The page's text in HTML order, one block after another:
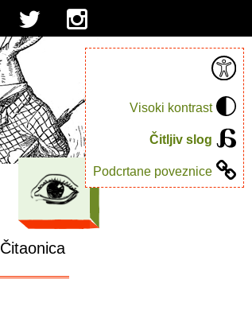
Visoki kontrast
Čitljiv slog
Podcrtane poveznice
Čitaonica